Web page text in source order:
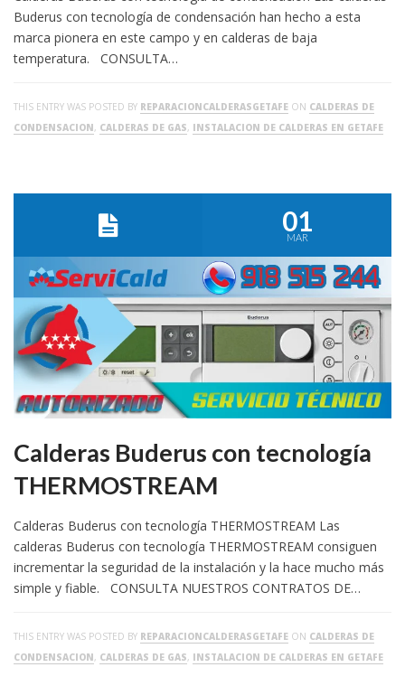
Buderus con tecnología de condensación han hecho a esta
marca pionera en este campo y en calderas de baja
temperatura. CONSULTA…
THIS ENTRY WAS POSTED BY REPARACIONCALDERASGETAFE ON CALDERAS DE
CONDENSACION, CALDERAS DE GAS, INSTALACION DE CALDERAS EN GETAFE
01
MAR
Calderas Buderus con tecnología
THERMOSTREAM
Calderas Buderus con tecnología THERMOSTREAM Las
calderas Buderus con tecnología THERMOSTREAM consiguen
incrementar la seguridad de la instalación y la hace mucho más
simple y fiable. CONSULTA NUESTROS CONTRATOS DE…
THIS ENTRY WAS POSTED BY REPARACIONCALDERASGETAFE ON CALDERAS DE
CONDENSACION, CALDERAS DE GAS, INSTALACION DE CALDERAS EN GETAFE